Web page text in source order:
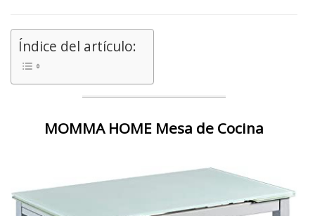
Índice del artículo:
MOMMA HOME Mesa de Cocina